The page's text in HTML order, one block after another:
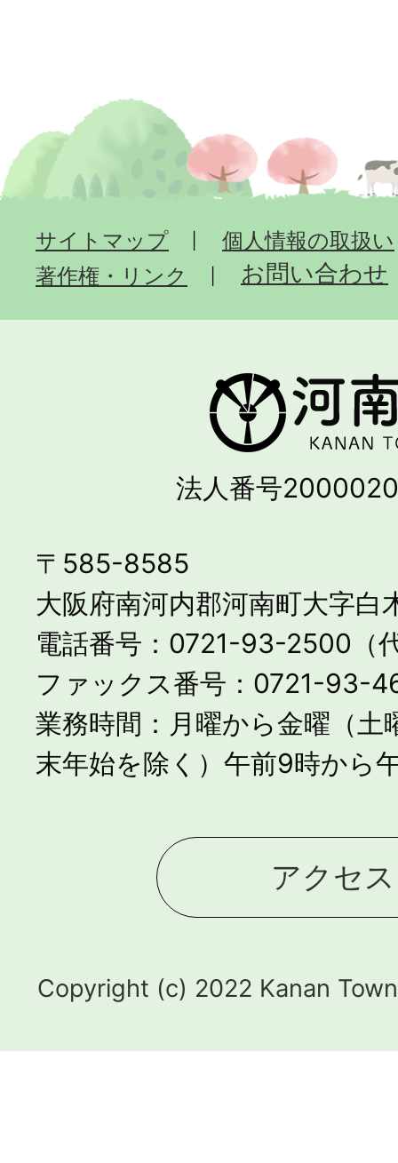
サイトマップ
個人情報の取扱い
著作権・リンク
お問い合わせ
法人番号
〒585-8585
大阪府南河内郡河南町大字白
電話番号：0721-93-2500（
ファックス番号：0721-93-
業務時間：月曜から金曜（土
末年始を除く）午前9時から
アクセス
Copyright (c) 2022 Kanan